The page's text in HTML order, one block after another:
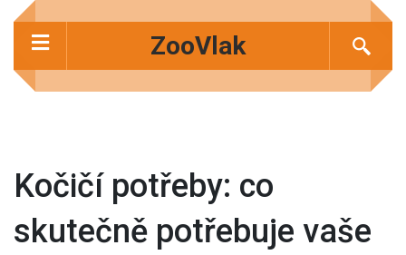
ZooVlak
Kočičí potřeby: co
skutečně potřebuje vaše